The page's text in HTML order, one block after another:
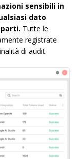
sensibili in
dato
Tutte le
registrate
di audit.